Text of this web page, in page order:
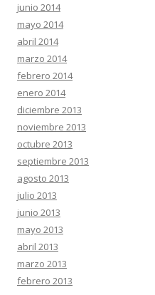
junio 2014
mayo 2014
abril 2014
marzo 2014
febrero 2014
enero 2014
diciembre 2013
noviembre 2013
octubre 2013
septiembre 2013
agosto 2013
julio 2013
junio 2013
mayo 2013
abril 2013
marzo 2013
febrero 2013